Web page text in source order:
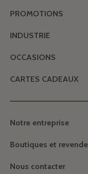
PROMOTIONS
INDUSTRIE
OCCASIONS
CARTES CADEAUX
Notre entreprise
Boutiques et
Nous contacter